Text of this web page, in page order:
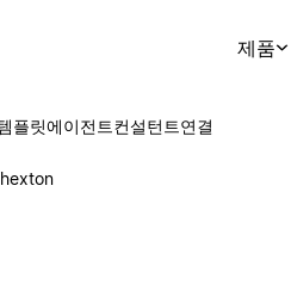
제품
플릿에이전트컨설턴트연결